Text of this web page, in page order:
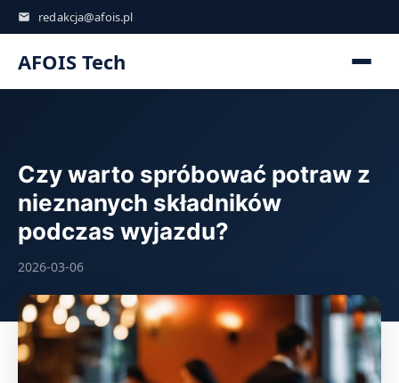
redakcja@afois.pl
AFOIS Tech
Czy warto spróbować potraw z
nieznanych składników
podczas wyjazdu?
2026-03-06